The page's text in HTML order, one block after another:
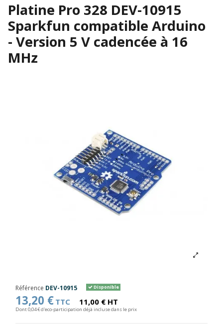
Platine Pro 328 DEV-10915
Sparkfun compatible Arduino
- Version 5 V cadencée à 16
MHz
Référence DEV-10915 Disponible
13,20 € TTC 11,00 € HT
Dont 0,04 € d'eco-participation déjà incluse dans le prix